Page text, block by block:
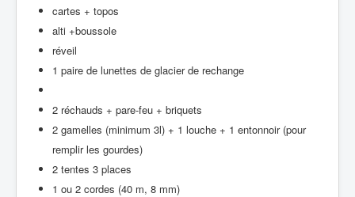
cartes + topos
alti +boussole
réveil
1 paire de lunettes de glacier de rechange
2 réchauds + pare-feu + briquets
2 gamelles (minimum 3l) + 1 louche + 1 entonnoir (pour
remplir les gourdes)
2 tentes 3 places
1 ou 2 cordes (40 m, 8 mm)